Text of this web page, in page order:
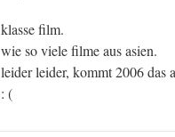
klasse film.
wie so viele filme aus asien.
leider leider, kommt 2006 das
: (